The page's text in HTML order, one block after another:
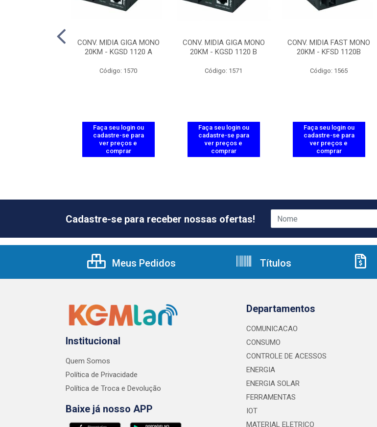
CONV. MIDIA GIGA MONO
20KM - KGSD 1120 A
Código: 1570
Faça seu login ou
cadastre-se para
ver preços e
comprar
CONV. MIDIA GIGA MONO
20KM - KGSD 1120 B
Código: 1571
Faça seu login ou
cadastre-se para
ver preços e
comprar
CONV. MIDIA FAST MONO
20KM - KFSD 1120B
Código: 1565
Faça seu login ou
cadastre-se para
ver preços e
comprar
Cadastre-se para receber nossas ofertas!
Meus Pedidos Títulos
Institucional
Quem Somos
Política de Privacidade
Política de Troca e Devolução
Baixe já nosso APP
Departamentos
COMUNICACAO
CONSUMO
CONTROLE DE ACESSOS
ENERGIA
ENERGIA SOLAR
FERRAMENTAS
IOT
MATERIAL ELETRICO